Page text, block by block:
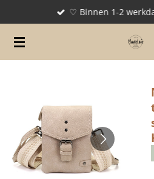
naar
de
♡ Binnen 1-2